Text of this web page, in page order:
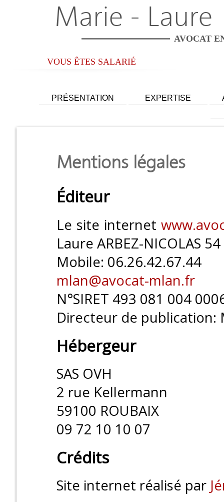
Marie - Laure
AVOCAT
VOUS ÊTES SALARIÉ
PRÉSENTATION
EXPERTISE
Mentions légales
Éditeur
Le site internet
Laure ARBEZ-NICOLAS
Mobile: 06.26.42.67.44
mlan@avocat-mlan.fr
N°SIRET 493 081 004
Directeur de publication:
Hébergeur
SAS OVH
2 rue Kellermann
59100 ROUBAIX
09 72 10 10 07
Crédits
Site internet réalisé par